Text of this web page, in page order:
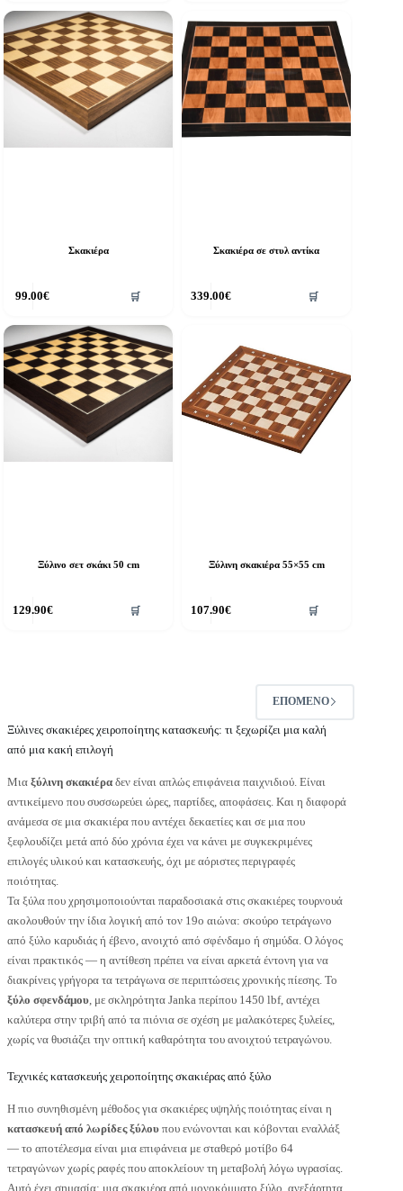
Σκακιέρα
99.00€ 🛒
Σκακιέρα σε στυλ αντίκα
339.00€ 🛒
Ξύλινο σετ σκάκι 50 cm
129.90€ 🛒
Ξύλινη σκακιέρα 55×55 cm
107.90€ 🛒
ΕΠΌΜΕΝΟ
Ξύλινες σκακιέρες χειροποίητης κατασκευής: τι ξεχωρίζει μια καλή
από μια κακή επιλογή
Μια ξύλινη σκακιέρα δεν είναι απλώς επιφάνεια παιχνιδιού. Είναι
αντικείμενο που συσσωρεύει ώρες, παρτίδες, αποφάσεις. Και η διαφορά
ανάμεσα σε μια σκακιέρα που αντέχει δεκαετίες και σε μια που
ξεφλουδίζει μετά από δύο χρόνια έχει να κάνει με συγκεκριμένες
επιλογές υλικού και κατασκευής, όχι με αόριστες περιγραφές
ποιότητας.
Τα ξύλα που χρησιμοποιούνται παραδοσιακά στις σκακιέρες τουρνουά
ακολουθούν την ίδια λογική από τον 19ο αιώνα: σκούρο τετράγωνο
από ξύλο καρυδιάς ή έβενο, ανοιχτό από σφένδαμο ή σημύδα. Ο λόγος
είναι πρακτικός — η αντίθεση πρέπει να είναι αρκετά έντονη για να
διακρίνεις γρήγορα τα τετράγωνα σε περιπτώσεις χρονικής πίεσης. Το
ξύλο σφενδάμου , με σκληρότητα Janka περίπου 1450 lbf, αντέχει
καλύτερα στην τριβή από τα πιόνια σε σχέση με μαλακότερες ξυλείες,
χωρίς να θυσιάζει την οπτική καθαρότητα του ανοιχτού τετραγώνου.
Τεχνικές κατασκευής χειροποίητης σκακιέρας από ξύλο
Η πιο συνηθισμένη μέθοδος για σκακιέρες υψηλής ποιότητας είναι η
κατασκευή από λωρίδες ξύλου που ενώνονται και κόβονται εναλλάξ
— το αποτέλεσμα είναι μια επιφάνεια με σταθερό μοτίβο 64
τετραγώνων χωρίς ραφές που αποκλείουν τη μεταβολή λόγω υγρασίας.
Αυτό έχει σημασία: μια σκακιέρα από μονοκόμματο ξύλο, ανεξάρτητα